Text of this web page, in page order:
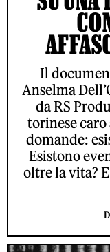
Il
Anselma
da RS
torinese
domande:
Esistono
oltre la vita?